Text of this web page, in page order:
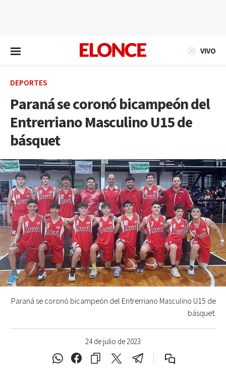
VIVO
DEPORTES
Paraná se coronó bicampeón del
Entrerriano Masculino U15 de
básquet
24 de julio de 2023
Paraná se coronó bicampeón del Entrerriano Masculino U15 de
básquet.